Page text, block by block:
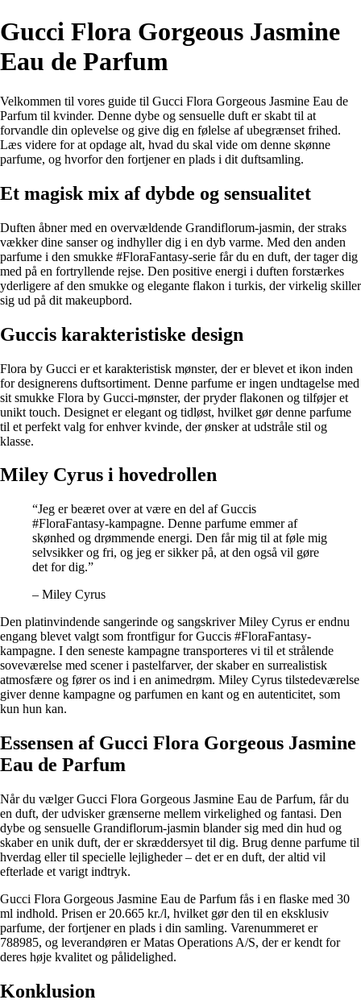
Gucci Flora Gorgeous Jasmine
Eau de Parfum
Velkommen til vores guide til Gucci Flora Gorgeous Jasmine Eau de
Parfum til kvinder. Denne dybe og sensuelle duft er skabt til at
forvandle din oplevelse og give dig en følelse af ubegrænset frihed.
Læs videre for at opdage alt, hvad du skal vide om denne skønne
parfume, og hvorfor den fortjener en plads i dit duftsamling.
Et magisk mix af dybde og sensualitet
Duften åbner med en overvældende Grandiflorum-jasmin, der straks
vækker dine sanser og indhyller dig i en dyb varme. Med den anden
parfume i den smukke #FloraFantasy-serie får du en duft, der tager dig
med på en fortryllende rejse. Den positive energi i duften forstærkes
yderligere af den smukke og elegante flakon i turkis, der virkelig skiller
sig ud på dit makeupbord.
Guccis karakteristiske design
Flora by Gucci er et karakteristisk mønster, der er blevet et ikon inden
for designerens duftsortiment. Denne parfume er ingen undtagelse med
sit smukke Flora by Gucci-mønster, der pryder flakonen og tilføjer et
unikt touch. Designet er elegant og tidløst, hvilket gør denne parfume
til et perfekt valg for enhver kvinde, der ønsker at udstråle stil og
klasse.
Miley Cyrus i hovedrollen
“Jeg er beæret over at være en del af Guccis
#FloraFantasy-kampagne. Denne parfume emmer af
skønhed og drømmende energi. Den får mig til at føle mig
selvsikker og fri, og jeg er sikker på, at den også vil gøre
det for dig.”
– Miley Cyrus
Den platinvindende sangerinde og sangskriver Miley Cyrus er endnu
engang blevet valgt som frontfigur for Guccis #FloraFantasy-
kampagne. I den seneste kampagne transporteres vi til et strålende
soveværelse med scener i pastelfarver, der skaber en surrealistisk
atmosfære og fører os ind i en animedrøm. Miley Cyrus tilstedeværelse
giver denne kampagne og parfumen en kant og en autenticitet, som
kun hun kan.
Essensen af Gucci Flora Gorgeous Jasmine
Eau de Parfum
Når du vælger Gucci Flora Gorgeous Jasmine Eau de Parfum, får du
en duft, der udvisker grænserne mellem virkelighed og fantasi. Den
dybe og sensuelle Grandiflorum-jasmin blander sig med din hud og
skaber en unik duft, der er skræddersyet til dig. Brug denne parfume til
hverdag eller til specielle lejligheder – det er en duft, der altid vil
efterlade et varigt indtryk.
Gucci Flora Gorgeous Jasmine Eau de Parfum fås i en flaske med 30
ml indhold. Prisen er 20.665 kr./l, hvilket gør den til en eksklusiv
parfume, der fortjener en plads i din samling. Varenummeret er
788985, og leverandøren er Matas Operations A/S, der er kendt for
deres høje kvalitet og pålidelighed.
Konklusion